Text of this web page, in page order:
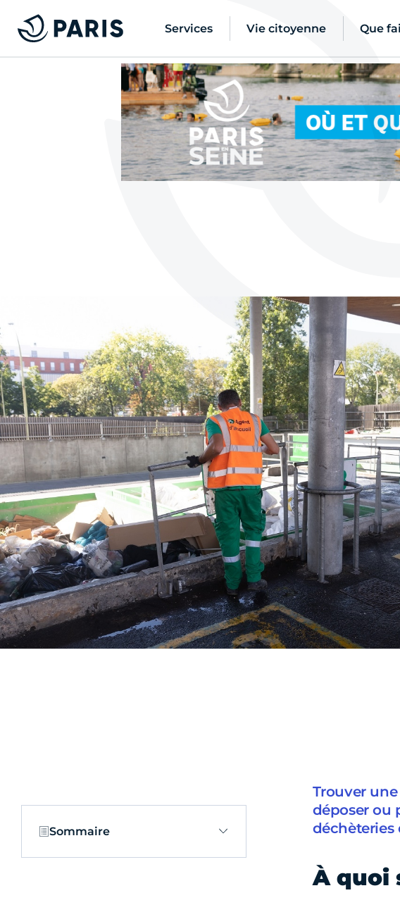
Services Vie citoyenne Que
Sommaire
Trouver
déposer ou
déchèteries
À quoi